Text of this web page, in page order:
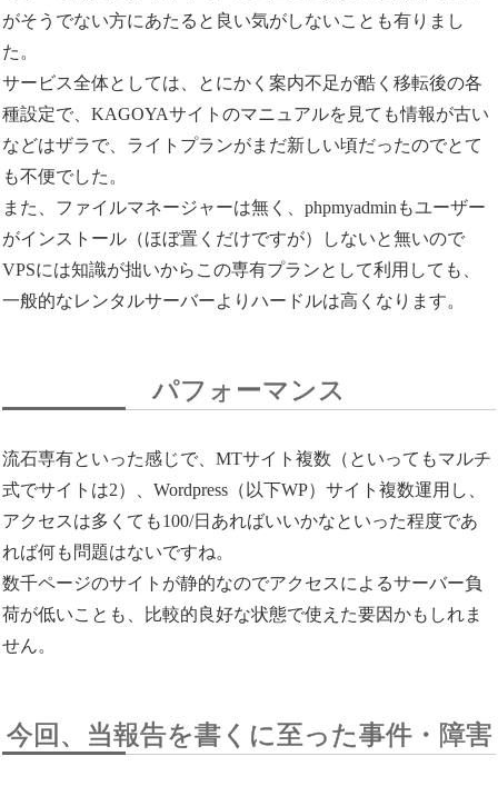
がそうでない方にあたると良い気がしないことも有りまし
た。
サービス全体としては、とにかく案内不足が酷く移転後の各
種設定で、KAGOYAサイトのマニュアルを見ても情報が古い
などはザラで、ライトプランがまだ新しい頃だったのでとて
も不便でした。
また、ファイルマネージャーは無く、phpmyadminもユーザー
がインストール（ほぼ置くだけですが）しないと無いので
VPSには知識が拙いからこの専有プランとして利用しても、
一般的なレンタルサーバーよりハードルは高くなります。
パフォーマンス
流石専有といった感じで、MTサイト複数（といってもマルチ
式でサイトは2）、Wordpress（以下WP）サイト複数運用し、
アクセスは多くても100/日あればいいかなといった程度であ
れば何も問題はないですね。
数千ページのサイトが静的なのでアクセスによるサーバー負
荷が低いことも、比較的良好な状態で使えた要因かもしれま
せん。
今回、当報告を書くに至った事件・障害